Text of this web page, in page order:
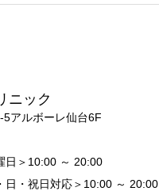
ニック
アルボーレ仙台6F
日＞10:00 ～ 20:00
日・祝日対応＞10:00 ～ 20:00